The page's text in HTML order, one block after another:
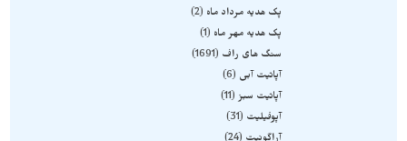
پک هدیه مرداد ماه
2
پک هدیه مهر ماه
1
سنگ های راف
1691
آپاتیت آبی
6
آپاتیت سبز 11
آپوفیلیت
31